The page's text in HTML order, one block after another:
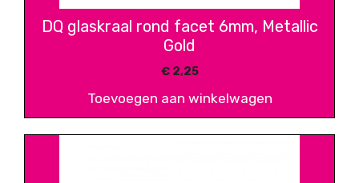
DQ glaskraal rond facet 6mm, Metallic
Gold
€2,25
Toevoegen aan winkelwagen